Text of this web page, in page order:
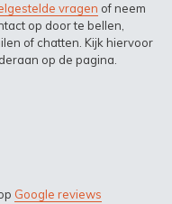
vragen of neem
op door te bellen,
of chatten. Kijk hiervoor
op de pagina.
Google reviews